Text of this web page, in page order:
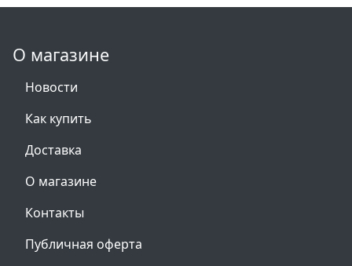
О магазине
Новости
Как купить
Доставка
О магазине
Контакты
Публичная оферта